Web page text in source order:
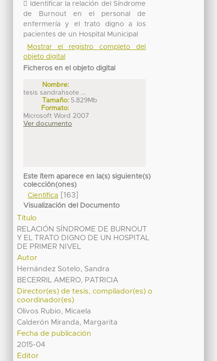
 Identificar la relación del Síndrome
de Burnout en el personal de
enfermería y el trato digno a los
pacientes de un Hospital Municipal
Mostrar el registro completo del
objeto digital
Ficheros en el objeto digital
Nombre:
tesis sandrahsote ...
Tamaño: 5.829Mb
Formato:
Microsoft Word 2007
Ver documento
Este ítem aparece en la(s) siguiente(s)
colección(ones)
Científica[163]
Visualización del Documento
Título
RELACIÓN SÍNDROME DE BURNOUT
Y EL TRATO DIGNO DE UN HOSPITAL
DE PRIMER NIVEL
Autor
Hernández Sotelo, Sandra
BECERRIL AMERO, PATRICIA
Director(es) de tesis, compilador(es) o
coordinador(es)
Olivos Rubio, Micaela
Calderón Miranda, Margarita
Fecha de publicación
2015-04
Editor